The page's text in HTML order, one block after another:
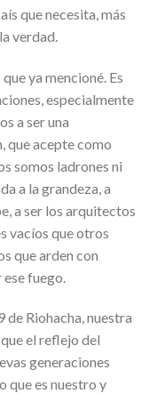
que necesita, más
verdad.
ya mencioné. Es
especialmente
a ser una
que acepte como
somos ladrones ni
a la grandeza, a
a ser los arquitectos
vacíos que otros
que arden con
fuego.
de Riohacha, nuestra
el reflejo del
generaciones
que es nuestro y